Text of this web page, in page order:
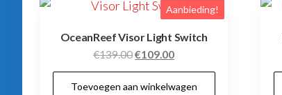
Aanbieding!
OceanReef Visor Light Switch
€139.00Oorspronkelijke
prijs
was:
€109.00Huidige
prijs
is:
Toevoegen aan winkelwagen